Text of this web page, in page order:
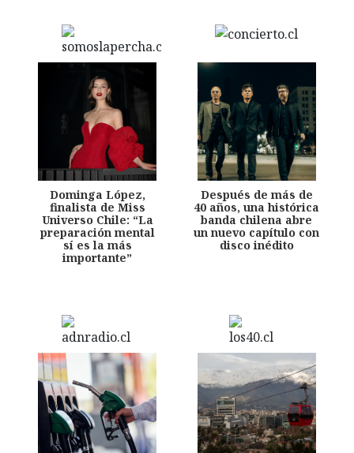
Dominga López,
finalista de Miss
Universo Chile: “La
preparación mental
sí es la más
importante”
Después de más de
40 años, una histórica
banda chilena abre
un nuevo capítulo con
disco inédito